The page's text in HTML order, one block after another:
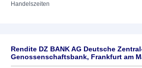
Handelszeiten
Rendite DZ BANK AG Deutsche
Genossenschaftsbank, Frankfurt am